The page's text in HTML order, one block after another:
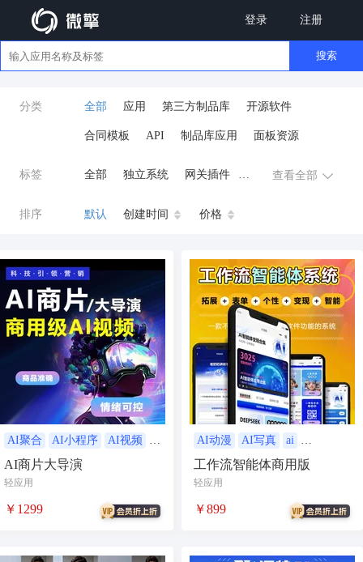
登录 注册
搜索
分类 全部 应用 第三方制品库 开源软件
合同模板 API 制品库应用 面板资源
标签 全部 独立系统 网关插件
商城系统 微信小程序
公众号 数据库/中间件
餐饮小程序 分销
流量主变现 AI视频 ai
AI人工智能 AI绘画 驾校
合同 资源变现 ai
游戏 租赁合同 上门
AI音乐
驾校小程序 考试小程序
查看全部
排序 默认 创建时间 价格
AI聚合 AI小程序
AI视频
AI
AI商片大导演
轻应用
￥1299
AI动漫 AI写真
ai
AI人工智能
AI
工作流智能体商用版
轻应用
￥899